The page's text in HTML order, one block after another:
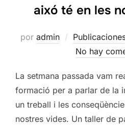
aixó té en les
por admin
No hay
La setmana passada vam
formació per a parlar de la
un treball i les
nostres vides. Un taller de